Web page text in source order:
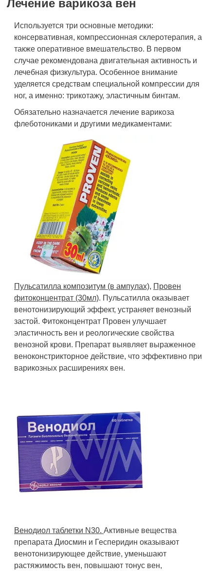
Лечение варикоза вен
Используется три основные методики:
консервативная, компрессионная склеротерапия, а
также оперативное вмешательство. В первом
случае рекомендована двигательная активность и
лечебная физкультура. Особенное внимание
уделяется средствам специальной компрессии для
ног, а именно: трикотажу, эластичным бинтам.
Обязательно назначается лечение варикоза
флеботониками и другими медикаментами:
Пульсатилла композитум (в ампулах), Провен
фитоконцентрат (30мл). Пульсатилла оказывает
венотонизирующий эффект, устраняет венозный
застой. Фитоконцентрат Провен улучшает
эластичность вен и реологические свойства
венозной крови. Препарат выявляет выраженное
веноконстрикторное действие, что эффективно при
варикозных расширениях вен.
Венодиол таблетки N30. Активные вещества
препарата Диосмин и Гесперидин оказывают
венотонизирующее действие, уменьшают
растяжимость вен, повышают тонус вен,